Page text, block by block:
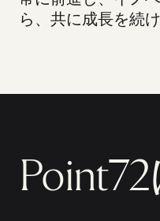
ら、共に成長を続